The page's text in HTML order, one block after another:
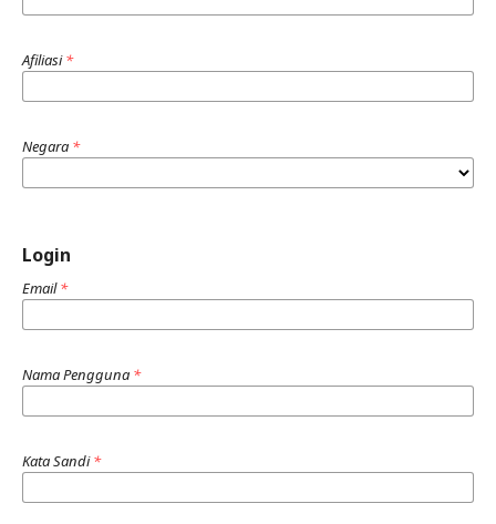
Afiliasi*
Negara *
Login
Email*
Nama Pengguna *
Kata Sandi*